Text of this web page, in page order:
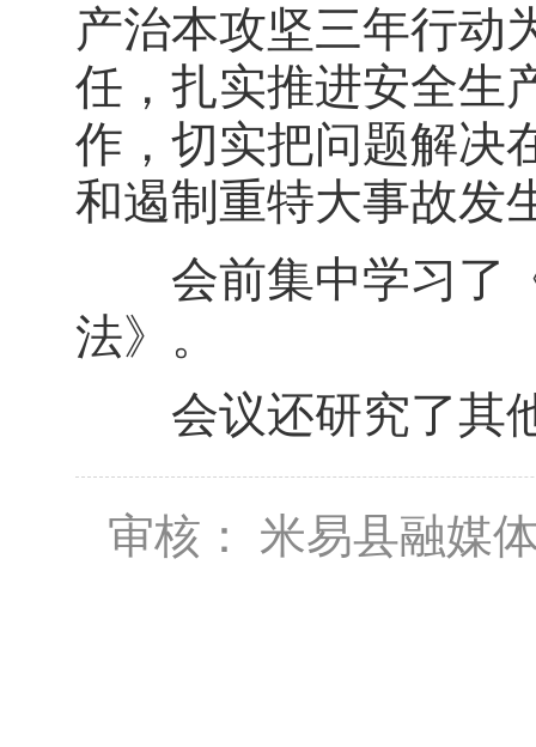
产治本攻坚三年行动
任，扎实推进安全生
作，切实把问题解决
和遏制重特大事故发
会前集中学习了《
法》。
会议还研究了其
审核： 米易县融媒